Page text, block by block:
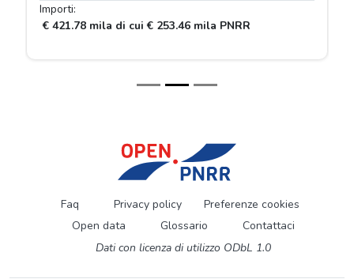
Importi:
€ 421.78 mila di cui € 253.46 mila PNRR
Faq Privacy policy
Preferenze cookies
Open data
Glossario
Contattaci
Dati con licenza di utilizzo ODbL 1.0